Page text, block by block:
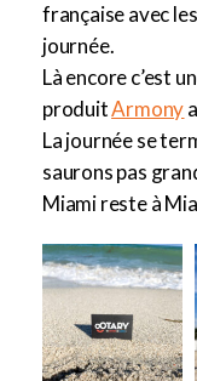
française avec
journée.
Là encore c’est
produitArmony
La journée se
saurons pas
Miami reste à